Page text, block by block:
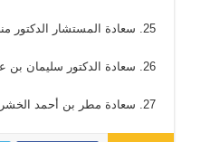
25. سعادة المستشار الدكتور منصور بن محمد بن نصار رئيس الدائرة القانونية لحكومة الشارقة.
26. سعادة الدكتور سليمان بن عبدالله بن سرحان الزعابي، رئيس دائرة شؤون البلديات.
27. سعادة مطر بن أحمد الخشري النقبي، رئيس هيئة الشارقة للثروة السمكية.